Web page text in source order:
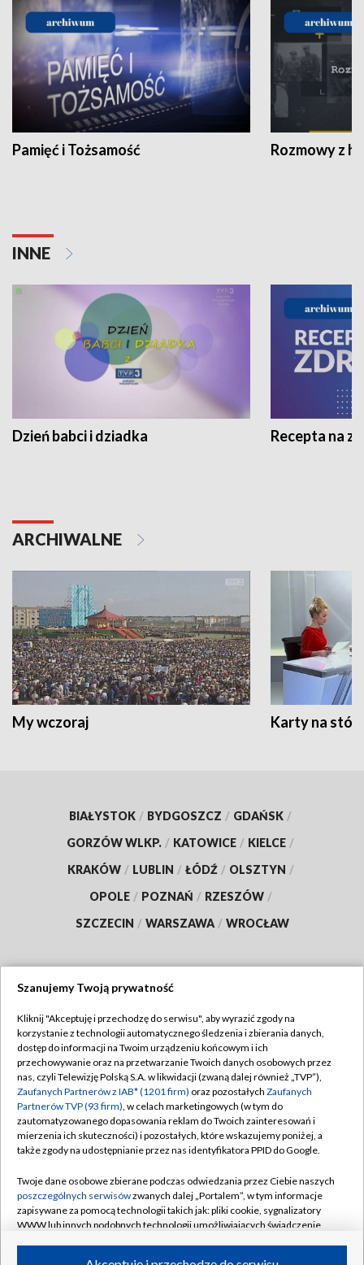
Pamięć i Tożsamość Rozmowy z
INNE
Dzień babci i dziadka Recepta na
ARCHIWALNE
My wczoraj Karty na
BIAŁYSTOK / BYDGOSZCZ / GDAŃSK /
GORZÓW WLKP. / KATOWICE / KIELCE /
KRAKÓW / LUBLIN / ŁÓDŹ / OLSZTYN /
OPOLE / POZNAŃ / RZESZÓW /
SZCZECIN / WARSZAWA / WROCŁAW
TVP
Abonament TVP
Emisja w TVP
Centrum informacji TVP
Naziemna Telewizja Cyfrowa
Rada Programowa
System NOS
Informacje o nadawcy
Regulamin TVP
Polityka prywatności
Moje zgody
Pomoc
Kontakt
Kanały
Szanujemy Twoją prywatność
Kliknij "Akceptuję i przechodzę do serwisu", aby wyrazić zgody na
korzystanie z technologii automatycznego śledzenia i zbierania danych,
dostęp do informacji na Twoim urządzeniu końcowym i ich
przechowywanie oraz na przetwarzanie Twoich danych osobowych przez
nas, czyli Telewizję Polską S.A. w likwidacji (zwaną dalej również „TVP”),
Zaufanych Partnerów z IAB* (1201 firm) oraz pozostałych Zaufanych
Partnerów TVP (93 firm), w celach marketingowych (w tym do
zautomatyzowanego dopasowania reklam do Twoich zainteresowań i
mierzenia ich skuteczności) i pozostałych, które wskazujemy poniżej, a
także zgody na udostępnianie przez nas identyfikatora PPID do Google.
Twoje dane osobowe zbierane podczas odwiedzania przez Ciebie naszych
poszczególnych serwisówzwanych dalej „Portalem”, w tym informacje
zapisywane za pomocą technologii takich jak: pliki cookie, sygnalizatory
WWW lub innych podobnych technologii umożliwiających świadczenie